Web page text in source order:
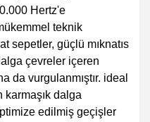
Hertz'e
teknik
sepetler, güçlü mıknatıs
çevreler içeren
da vurgulanmıştır. ideal
karmaşık dalga
edilmiş geçişler